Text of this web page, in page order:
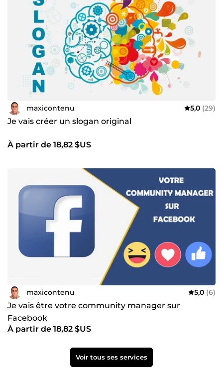
maxicontenu 5,0 (29)
Je vais créer un slogan original
À partir de 18,82 $US
maxicontenu 5,0 (6)
Je vais être votre community manager sur
Facebook
À partir de 18,82 $US
Voir tous ses services